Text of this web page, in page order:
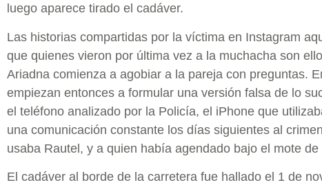
luego aparece tirado el cadáver.
Las historias compartidas por la víctima en Instagram
que quienes vieron por última vez a la muchacha son
Ariadna comienza a agobiar a la pareja con preguntas.
empiezan entonces a formular una versión falsa de lo
el teléfono analizado por la Policía, el iPhone que
una comunicación constante los días siguientes al
usaba Rautel, y a quien había agendado bajo el mote de
El cadáver al borde de la carretera fue hallado el 1 de